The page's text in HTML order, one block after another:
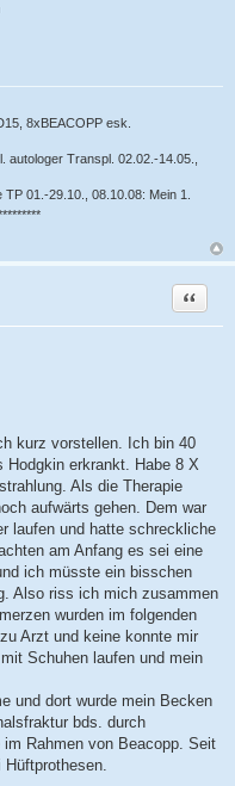
8xBEACOPP esk.
Transpl. 02.02.-14.05.,
01.-29.10., 08.10.08: Mein 1.
Zitat
kurz vorstellen. Ich bin 40
Hodgkin erkrankt. Habe 8 X
Als die Therapie
aufwärts gehen. Dem war
laufen und hatte schreckliche
am Anfang es sei eine
ich müsste ein bisschen
Also riss ich mich zusammen
wurden im folgenden
Arzt und keine konnte mir
Schuhen laufen und mein
und dort wurde mein Becken
bds. durch
Rahmen von Beacopp. Seit